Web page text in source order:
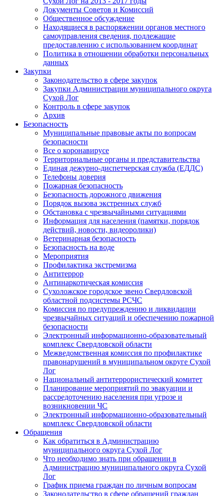
Документы Советов и Комиссий
Общественное обсуждение
Находящиеся в распоряжении органов местного
самоуправления сведения, подлежащие
предоставлению с использованием координат
Политика в отношении обработки персональных
данных
Закупки
Законодательство в сфере закупок
Закупки Администрации муниципального округа
Сухой Лог
Контроль в сфере закупок
Архив
Безопасность
Муниципальные правовые акты по вопросам
безопасности
Все о коронавирусе
Территориальные органы и представительства
Единая дежурно-диспетчерская служба (ЕДДС)
Телефоны доверия
Пожарная безопасность
Безопасность дорожного движения
Порядок вызова экстренных служб
Обстановка с чрезвычайными ситуациями
Информация для населения (памятки, порядок
действий, новости, видеоролики)
Ветеринарная безопасность
Безопасность на воде
Мероприятия
Профилактика экстремизма
Антитеррор
Антинаркотическая комиссия
Сухоложское городское звено Свердловской
областной подсистемы РСЧС
Комиссия по предупреждению и ликвидации
чрезвычайных ситуаций и обеспечению пожарной
безопасности
Электронный информационно-образовательный
комплекс Cвердловской области
Межведомственная комиссия по профилактике
правонарушений в муниципальном округе Сухой
Лог
Национальный антитеррористический комитет
Планирование мероприятий по эвакуации и
рассредоточению населения при угрозе и
возникновении ЧС
Электронный информационно-образовательный
комплекс Свердловской области
Обращения
Как обратиться в Администрацию
муниципального округа Сухой Лог
Что необходимо знать при обращении в
Администрацию муниципального округа Сухой
Лог
График приема граждан по личным вопросам
Законодательство в сфере обращений граждан